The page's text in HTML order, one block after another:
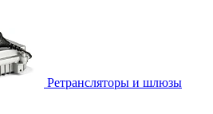
Ретрансляторы и шлюзы